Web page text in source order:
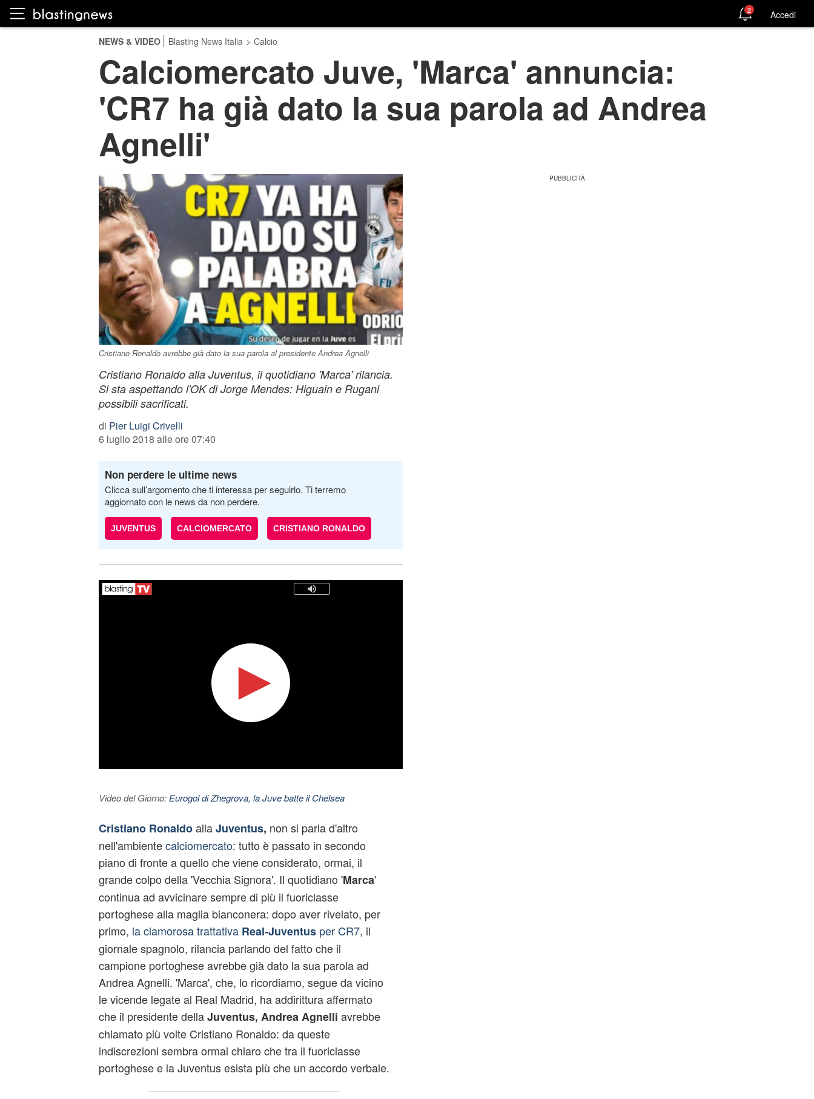
2 Accedi
NEWS & VIDEO Blasting News Italia > Calcio
Calciomercato Juve, 'Marca' annuncia:
'CR7 ha già dato la sua parola ad Andrea
Agnelli'
Cristiano Ronaldo avrebbe già dato la sua parola al presidente Andrea Agnelli
Cristiano Ronaldo alla Juventus, il quotidiano 'Marca' rilancia.
Si sta aspettando l'OK di Jorge Mendes: Higuain e Rugani
possibili sacrificati.
di Pier Luigi Crivelli
6 luglio 2018 alle ore 07:40
Non perdere le ultime news
Clicca sull’argomento che ti interessa per seguirlo. Ti terremo
aggiornato con le news da non perdere.
JUVENTUS CALCIOMERCATO CRISTIANO RONALDO
Video del Giorno: Eurogol di Zhegrova, la Juve batte il Chelsea
Cristiano Ronaldoalla Juventus, non si parla d'altro
nell'ambientecalciomercato: tutto è passato in secondo
piano di fronte a quello che viene considerato, ormai, il
grande colpo della 'Vecchia Signora'. Il quotidiano 'Marca'
continua ad avvicinare sempre di più il fuoriclasse
portoghese alla maglia bianconera: dopo aver rivelato, per
primo, la clamorosa trattativa Real-Juventusper CR7, il
giornale spagnolo, rilancia parlando del fatto che il
campione portoghese avrebbe già dato la sua parola ad
Andrea Agnelli. 'Marca', che, lo ricordiamo, segue da vicino
le vicende legate al Real Madrid, ha addirittura affermato
che il presidente dellaJuventus, Andrea Agnelli avrebbe
chiamato più volte Cristiano Ronaldo: da queste
indiscrezioni sembra ormai chiaro che tra il fuoriclasse
portoghese e la Juventus esista più che un accordo verbale.